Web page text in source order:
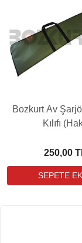
Bozkurt Av
Kılıfı
250,00